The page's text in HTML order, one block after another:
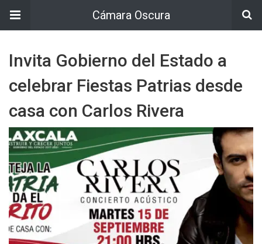
Cámara Oscura
Invita Gobierno del Estado a
celebrar Fiestas Patrias desde
casa con Carlos Rivera